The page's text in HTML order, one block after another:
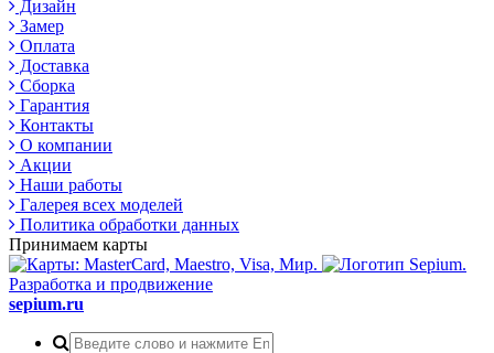
Дизайн
Замер
Оплата
Доставка
Сборка
Гарантия
Контакты
О компании
Акции
Наши работы
Галерея всех моделей
Политика обработки данных
Принимаем карты
Разработка и продвижение
sepium.ru